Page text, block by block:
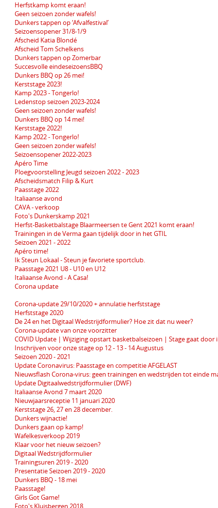
Herfstkamp komt eraan!
Geen seizoen zonder wafels!
Dunkers tappen op ‘Afvalfestival’
Seizoensopener 31/8-1/9
Afscheid Katia Blondé
Afscheid Tom Schelkens
Dunkers tappen op Zomerbar
Succesvolle eindeseizoensBBQ
Dunkers BBQ op 26 mei!
Kerststage 2023!
Kamp 2023 - Tongerlo!
Ledenstop seizoen 2023-2024
Geen seizoen zonder wafels!
Dunkers BBQ op 14 mei!
Kerststage 2022!
Kamp 2022 - Tongerlo!
Geen seizoen zonder wafels!
Seizoensopener 2022-2023
Apéro Time
Ploegvoorstelling Jeugd seizoen 2022 - 2023
Afscheidsmatch Filip & Kurt
Paasstage 2022
Italiaanse avond
CAVA - verkoop
Foto's Dunkerskamp 2021
Herfst-Basketbalstage Blaarmeersen te Gent 2021 komt eraan!
Trainingen in de Verma gaan tijdelijk door in het GTIL
Seizoen 2021 - 2022
Apéro time!
Ik Steun Lokaal - Steun je favoriete sportclub.
Paasstage 2021 U8 - U10 en U12
Italiaanse Avond - A Casa!
Corona update
Corona-update 29/10/2020 + annulatie herfststage
Herfststage 2020
De 24 en het Digitaal Wedstrijdformulier? Hoe zit dat nu weer?
Corona-update van onze voorzitter
COVID Update | Wijziging opstart basketbalseizoen | Stage gaat door
Inschrijven voor onze stage op 12 - 13 - 14 Augustus
Seizoen 2020 - 2021
Update Coronavirus: Paasstage en competitie AFGELAST
Nieuwsflash Corona-virus: geen trainingen en wedstrijden tot einde
Update Digitaalwedstrijdformulier (DWF)
Italiaanse Avond 7 maart 2020
Nieuwjaarsreceptie 11 januari 2020
Kerststage 26, 27 en 28 december.
Dunkers wijnactie!
Dunkers gaan op kamp!
Wafelkesverkoop 2019
Klaar voor het nieuw seizoen?
Digitaal Wedstrijdformulier
Trainingsuren 2019 - 2020
Presentatie Seizoen 2019 - 2020
Dunkers BBQ - 18 mei
Paasstage!
Girls Got Game!
Foto's Kluisbergen 2018